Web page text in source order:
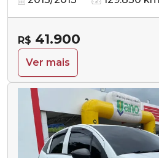
R$ 41.900
Ver mais